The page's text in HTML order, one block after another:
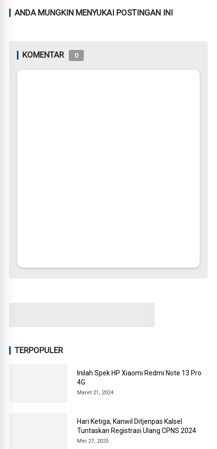
ANDA MUNGKIN MENYUKAI POSTINGAN INI
KOMENTAR 0
TERPOPULER
Inilah Spek HP Xiaomi Redmi Note 13 Pro
4G
Maret 21, 2024
Hari Ketiga, Kanwil Ditjenpas Kalsel
Tuntaskan Registrasi Ulang CPNS 2024
Mei 27, 2025